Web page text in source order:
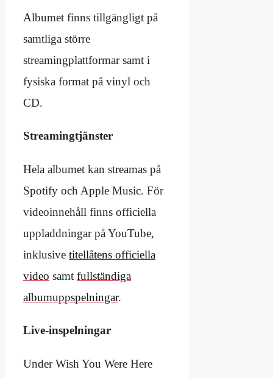
Albumet finns tillgängligt på
samtliga större
streamingplattformar samt i
fysiska format på vinyl och
CD.
Streamingtjänster
Hela albumet kan streamas på
Spotify och Apple Music. För
videoinnehåll finns officiella
uppladdningar på YouTube,
inklusive titellåtens officiella
video samt fullständiga
albumuppspelningar.
Live-inspelningar
Under Wish You Were Here